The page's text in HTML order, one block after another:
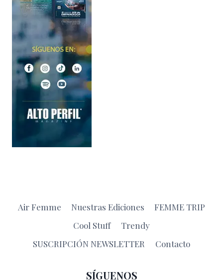
Air Femme Nuestras Ediciones
FEMME TRIP
Cool Stuff
Trendy
SUSCRIPCIÓN NEWSLETTER
Contacto
SÍGUENOS